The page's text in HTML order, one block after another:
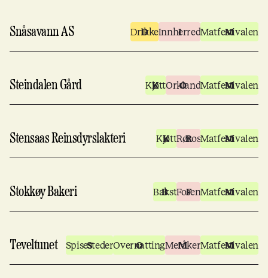
Snåsavann AS DrikkeInnherredMatfestivalen
Steindalen Gård KjøttOrklandMatfestivalen
Stensaas Reinsdyrslakteri KjøttRørosMatfestivalen
Stokkøy Bakeri BakstFosenMatfestivalen
Teveltunet SpisestederOvernattingMeråkerMatfestivalen